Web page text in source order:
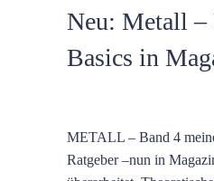
Neu: Metall –
Basics in
METALL – Band 4
Ratgeber –nun in